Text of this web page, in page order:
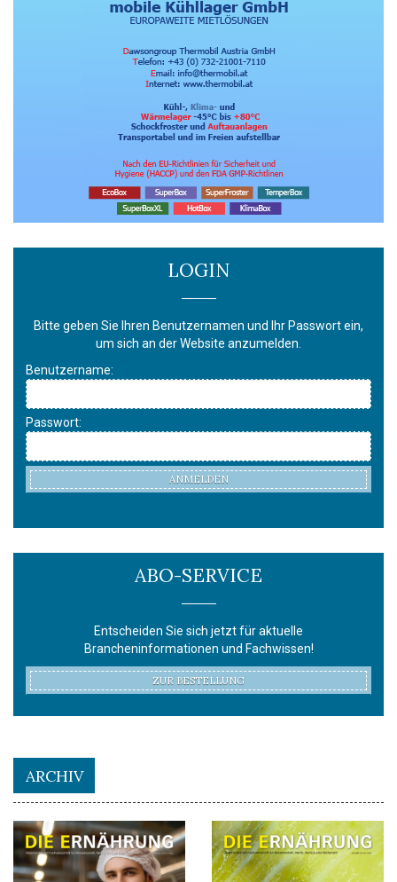
LOGIN
Bitte geben Sie Ihren Benutzernamen und Ihr Passwort ein,
um sich an der Website anzumelden.
Benutzername:
Passwort:
ANMELDEN
ABO-SERVICE
Entscheiden Sie sich jetzt für aktuelle
Brancheninformationen und Fachwissen!
ZUR BESTELLUNG
ARCHIV